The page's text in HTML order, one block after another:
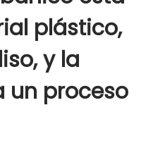
plástico,
y la
un proceso